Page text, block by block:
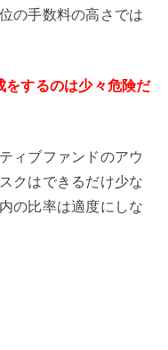
の手数料の高さでは
をするのは少々危険だ
ィブファンドのアウ
クはできるだけ少な
の比率は適度にしな